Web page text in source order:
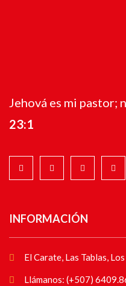
Jehová es mi pastor;
23:1
INFORMACIÓN
El Carate, Las Tablas,
Llámanos: (+507)